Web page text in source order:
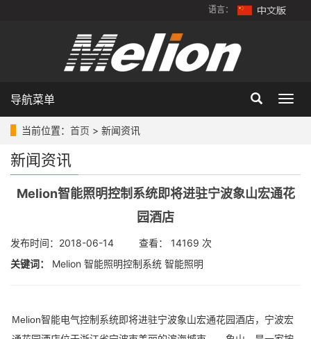
语言：
导航菜单
当前位置： 首页 > 新闻资讯
新闻资讯
Melion智能照明控制系统即将进驻宁波象山宏通花
园酒店
发布时间：2018-06-14 查看： 14169 次
关键词：
Melion 智能照明控制系统 智能照明
Melion智能电气控制系统即将进驻宁波象山宏通花园酒店，宁波宏